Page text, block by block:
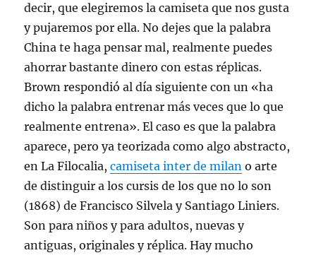
decir, que elegiremos la camiseta que nos gusta
y pujaremos por ella. No dejes que la palabra
China te haga pensar mal, realmente puedes
ahorrar bastante dinero con estas réplicas.
Brown respondió al día siguiente con un «ha
dicho la palabra entrenar más veces que lo que
realmente entrena». El caso es que la palabra
aparece, pero ya teorizada como algo abstracto,
en La Filocalia,camiseta inter de milan o arte
de distinguir a los cursis de los que no lo son
(1868) de Francisco Silvela y Santiago Liniers.
Son para niños y para adultos, nuevas y
antiguas, originales y réplica. Hay mucho